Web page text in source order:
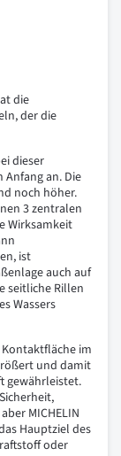
die
der die
dieser
an. Die
noch höher.
3 zentralen
Wirksamkeit
ist
auch auf
seitliche Rillen
Wassers
Kontaktfläche im
und damit
gewährleistet.
MICHELIN
Hauptziel des
oder